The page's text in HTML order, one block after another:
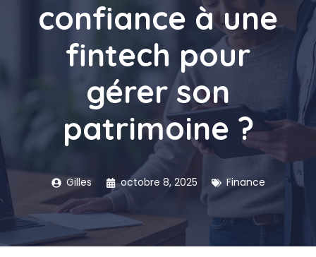
confiance à une
fintech pour
gérer son
patrimoine ?
Gilles octobre 8, 2025 Finance